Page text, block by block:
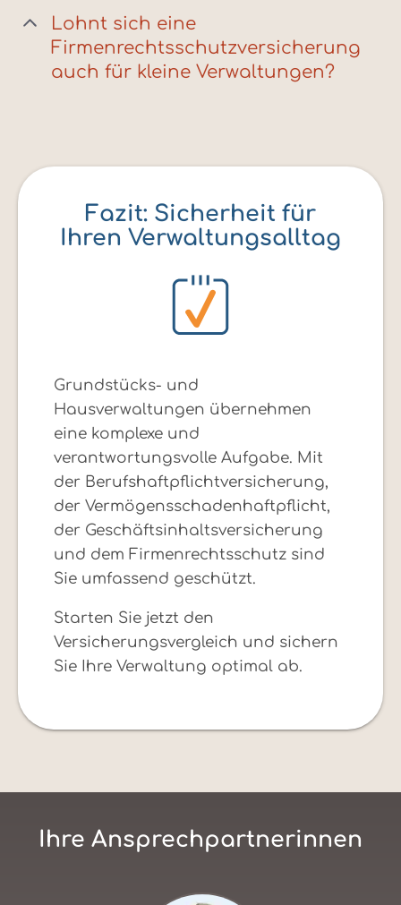
Lohnt sich eine
Firmenrechtsschutzversicherung
auch für kleine Verwaltungen?
Fazit: Sicherheit für
Ihren Verwaltungsalltag
Grundstücks- und
Hausverwaltungen übernehmen
eine komplexe und
verantwortungsvolle Aufgabe. Mit
der Berufshaftpflichtversicherung,
der Vermögensschadenhaftpflicht,
der Geschäftsinhaltsversicherung
und dem Firmenrechtsschutz sind
Sie umfassend geschützt.
Starten Sie jetzt den
Versicherungsvergleich und sichern
Sie Ihre Verwaltung optimal ab.
Ihre Ansprechpartnerinnen